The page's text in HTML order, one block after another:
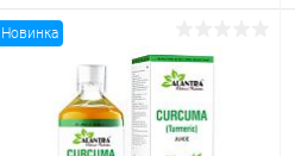
В корзину
Купить в 1 клик Сравнение
Новинка